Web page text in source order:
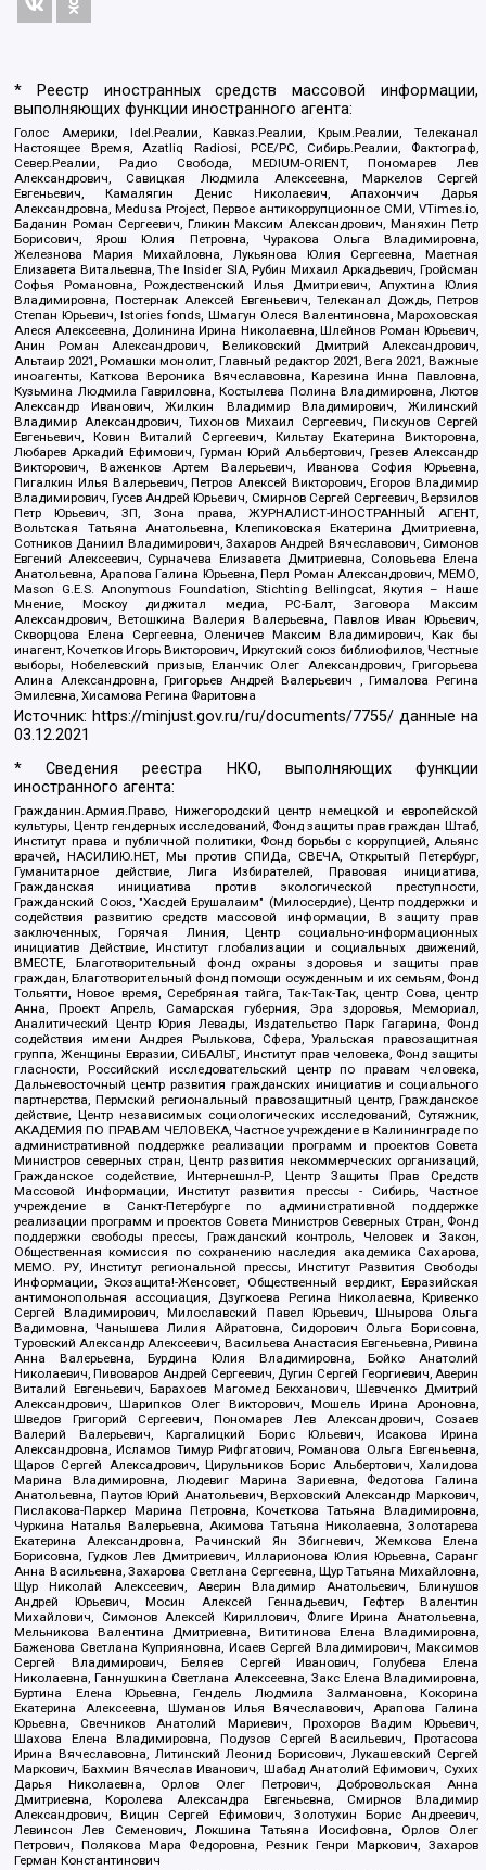
* Реестр иностранных средств массовой информации,
выполняющих функции иностранного агента:
Голос Америки, Idel.Реалии, Кавказ.Реалии, Крым.Реалии, Телеканал
Настоящее Время, Azatliq Radiosi, PCE/PC, Сибирь.Реалии, Фактограф,
Север.Реалии, Радио Свобода, MEDIUM-ORIENT, Пономарев Лев
Александрович, Савицкая Людмила Алексеевна, Маркелов Сергей
Евгеньевич, Камалягин Денис Николаевич, Апахончич Дарья
Александровна, Medusa Project, Первое антикоррупционное СМИ, VTimes.io,
Баданин Роман Сергеевич, Гликин Максим Александрович, Маняхин Петр
Борисович, Ярош Юлия Петровна, Чуракова Ольга Владимировна,
Железнова Мария Михайловна, Лукьянова Юлия Сергеевна, Маетная
Елизавета Витальевна, The Insider SIA, Рубин Михаил Аркадьевич, Гройсман
Софья Романовна, Рождественский Илья Дмитриевич, Апухтина Юлия
Владимировна, Постернак Алексей Евгеньевич, Телеканал Дождь, Петров
Степан Юрьевич, Istories fonds, Шмагун Олеся Валентиновна, Мароховская
Алеся Алексеевна, Долинина Ирина Николаевна, Шлейнов Роман Юрьевич,
Анин Роман Александрович, Великовский Дмитрий Александрович,
Альтаир 2021, Ромашки монолит, Главный редактор 2021, Вега 2021, Важные
иноагенты, Каткова Вероника Вячеславовна, Карезина Инна Павловна,
Кузьмина Людмила Гавриловна, Костылева Полина Владимировна, Лютов
Александр Иванович, Жилкин Владимир Владимирович, Жилинский
Владимир Александрович, Тихонов Михаил Сергеевич, Пискунов Сергей
Евгеньевич, Ковин Виталий Сергеевич, Кильтау Екатерина Викторовна,
Любарев Аркадий Ефимович, Гурман Юрий Альбертович, Грезев Александр
Викторович, Важенков Артем Валерьевич, Иванова София Юрьевна,
Пигалкин Илья Валерьевич, Петров Алексей Викторович, Егоров Владимир
Владимирович, Гусев Андрей Юрьевич, Смирнов Сергей Сергеевич, Верзилов
Петр Юрьевич, ЗП, Зона права, ЖУРНАЛИСТ-ИНОСТРАННЫЙ АГЕНТ,
Вольтская Татьяна Анатольевна, Клепиковская Екатерина Дмитриевна,
Сотников Даниил Владимирович, Захаров Андрей Вячеславович, Симонов
Евгений Алексеевич, Сурначева Елизавета Дмитриевна, Соловьева Елена
Анатольевна, Арапова Галина Юрьевна, Перл Роман Александрович, МЕМО,
Mason G.E.S. Anonymous Foundation, Stichting Bellingcat, Якутия – Наше
Мнение, Москоу диджитал медиа, РС-Балт, Заговора Максим
Александрович, Ветошкина Валерия Валерьевна, Павлов Иван Юрьевич,
Скворцова Елена Сергеевна, Оленичев Максим Владимирович, Как бы
инагент, Кочетков Игорь Викторович, Иркутский союз библиофилов, Честные
выборы, Нобелевский призыв, Еланчик Олег Александрович, Григорьева
Алина Александровна, Григорьев Андрей Валерьевич , Гималова Регина
Эмилевна, Хисамова Регина Фаритовна
Источник: https://minjust.gov.ru/ru/documents/7755/ данные на
03.12.2021
* Сведения реестра НКО, выполняющих функции
иностранного агента:
Гражданин.Армия.Право, Нижегородский центр немецкой и европейской
культуры, Центр гендерных исследований, Фонд защиты прав граждан Штаб,
Институт права и публичной политики, Фонд борьбы с коррупцией, Альянс
врачей, НАСИЛИЮ.НЕТ, Мы против СПИДа, СВЕЧА, Открытый Петербург,
Гуманитарное действие, Лига Избирателей, Правовая инициатива,
Гражданская инициатива против экологической преступности,
Гражданский Союз, "Хасдей Ерушалаим" (Милосердие), Центр поддержки и
содействия развитию средств массовой информации, В защиту прав
заключенных, Горячая Линия, Центр социально-информационных
инициатив Действие, Институт глобализации и социальных движений,
ВМЕСТЕ, Благотворительный фонд охраны здоровья и защиты прав
граждан, Благотворительный фонд помощи осужденным и их семьям, Фонд
Тольятти, Новое время, Серебряная тайга, Так-Так-Так, центр Сова, центр
Анна, Проект Апрель, Самарская губерния, Эра здоровья, Мемориал,
Аналитический Центр Юрия Левады, Издательство Парк Гагарина, Фонд
содействия имени Андрея Рылькова, Сфера, Уральская правозащитная
группа, Женщины Евразии, СИБАЛЬТ, Институт прав человека, Фонд защиты
гласности, Российский исследовательский центр по правам человека,
Дальневосточный центр развития гражданских инициатив и социального
партнерства, Пермский региональный правозащитный центр, Гражданское
действие, Центр независимых социологических исследований, Сутяжник,
АКАДЕМИЯ ПО ПРАВАМ ЧЕЛОВЕКА, Частное учреждение в Калининграде по
административной поддержке реализации программ и проектов Совета
Министров северных стран, Центр развития некоммерческих организаций,
Гражданское содействие, Интернешнл-Р, Центр Защиты Прав Средств
Массовой Информации, Институт развития прессы - Сибирь, Частное
учреждение в Санкт-Петербурге по административной поддержке
реализации программ и проектов Совета Министров Северных Стран, Фонд
поддержки свободы прессы, Гражданский контроль, Человек и Закон,
Общественная комиссия по сохранению наследия академика Сахарова,
МЕМО. РУ, Институт региональной прессы, Институт Развития Свободы
Информации, Экозащита!-Женсовет, Общественный вердикт, Евразийская
антимонопольная ассоциация, Дзугкоева Регина Николаевна, Кривенко
Сергей Владимирович, Милославский Павел Юрьевич, Шнырова Ольга
Вадимовна, Чанышева Лилия Айратовна, Сидорович Ольга Борисовна,
Туровский Александр Алексеевич, Васильева Анастасия Евгеньевна, Ривина
Анна Валерьевна, Бурдина Юлия Владимировна, Бойко Анатолий
Николаевич, Пивоваров Андрей Сергеевич, Дугин Сергей Георгиевич, Аверин
Виталий Евгеньевич, Барахоев Магомед Бекханович, Шевченко Дмитрий
Александрович, Шарипков Олег Викторович, Мошель Ирина Ароновна,
Шведов Григорий Сергеевич, Пономарев Лев Александрович, Созаев
Валерий Валерьевич, Каргалицкий Борис Юльевич, Исакова Ирина
Александровна, Исламов Тимур Рифгатович, Романова Ольга Евгеньевна,
Щаров Сергей Алексадрович, Цирульников Борис Альбертович, Халидова
Марина Владимировна, Людевиг Марина Зариевна, Федотова Галина
Анатольевна, Паутов Юрий Анатольевич, Верховский Александр Маркович,
Пислакова-Паркер Марина Петровна, Кочеткова Татьяна Владимировна,
Чуркина Наталья Валерьевна, Акимова Татьяна Николаевна, Золотарева
Екатерина Александровна, Рачинский Ян Збигневич, Жемкова Елена
Борисовна, Гудков Лев Дмитриевич, Илларионова Юлия Юрьевна, Саранг
Анна Васильевна, Захарова Светлана Сергеевна, Щур Татьяна Михайловна,
Щур Николай Алексеевич, Аверин Владимир Анатольевич, Блинушов
Андрей Юрьевич, Мосин Алексей Геннадьевич, Гефтер Валентин
Михайлович, Симонов Алексей Кириллович, Флиге Ирина Анатольевна,
Мельникова Валентина Дмитриевна, Вититинова Елена Владимировна,
Баженова Светлана Куприяновна, Исаев Сергей Владимирович, Максимов
Сергей Владимирович, Беляев Сергей Иванович, Голубева Елена
Николаевна, Ганнушкина Светлана Алексеевна, Закс Елена Владимировна,
Буртина Елена Юрьевна, Гендель Людмила Залмановна, Кокорина
Екатерина Алексеевна, Шуманов Илья Вячеславович, Арапова Галина
Юрьевна, Свечников Анатолий Мариевич, Прохоров Вадим Юрьевич,
Шахова Елена Владимировна, Подузов Сергей Васильевич, Протасова
Ирина Вячеславовна, Литинский Леонид Борисович, Лукашевский Сергей
Маркович, Бахмин Вячеслав Иванович, Шабад Анатолий Ефимович, Сухих
Дарья Николаевна, Орлов Олег Петрович, Добровольская Анна
Дмитриевна, Королева Александра Евгеньевна, Смирнов Владимир
Александрович, Вицин Сергей Ефимович, Золотухин Борис Андреевич,
Левинсон Лев Семенович, Локшина Татьяна Иосифовна, Орлов Олег
Петрович, Полякова Мара Федоровна, Резник Генри Маркович, Захаров
Герман Константинович